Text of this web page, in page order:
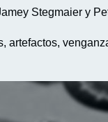
Stegmaier y
artefactos,